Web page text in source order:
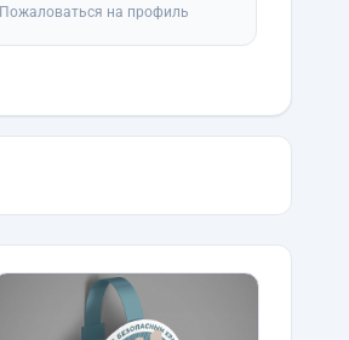
Пожаловаться на профиль